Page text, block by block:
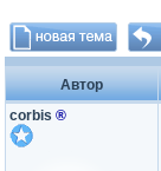
Автор
corbis ®